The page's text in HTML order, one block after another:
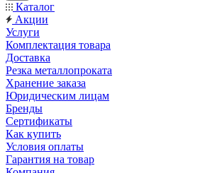
Каталог
Акции
Услуги
Комплектация товара
Доставка
Резка металлопроката
Хранение заказа
Юридическим лицам
Бренды
Сертификаты
Как купить
Условия оплаты
Гарантия на товар